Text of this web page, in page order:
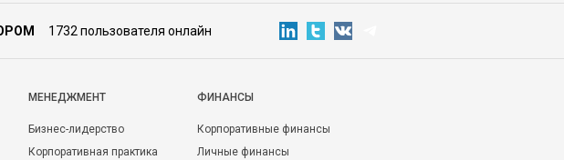
1732 пользователя онлайн
МЕНЕДЖМЕНТ
Бизнес-лидерство
Корпоративная практика
ФИНАНСЫ
Корпоративные финансы
Личные финансы